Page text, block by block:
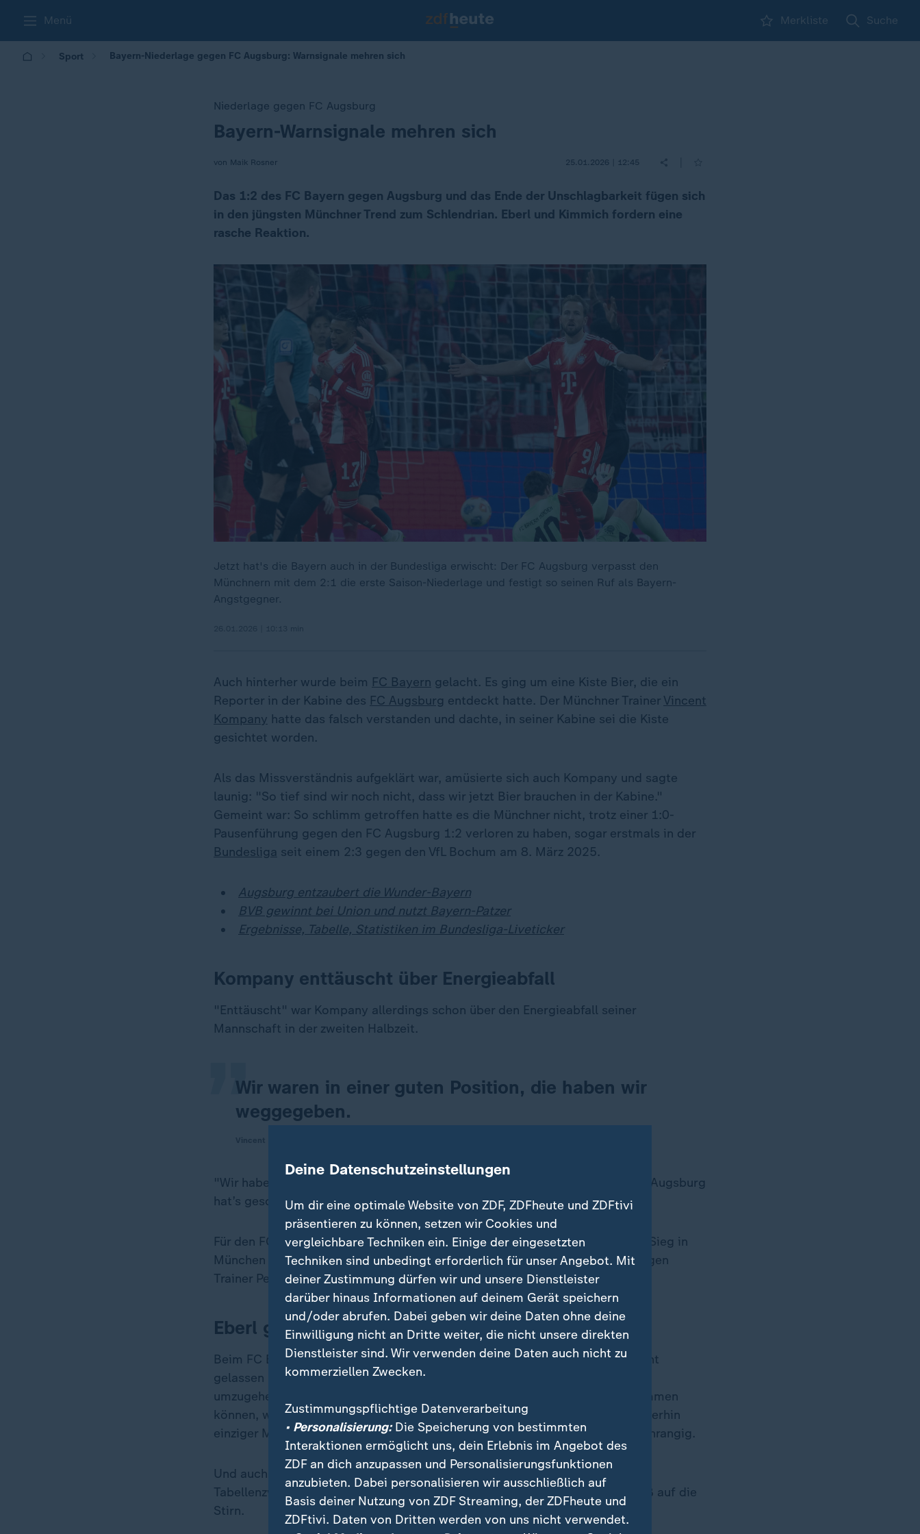
Menü Merkliste Suche
Sport Bayern-Niederlage gegen FC Augsburg: Warnsignale mehren sich
Niederlage gegen FC Augsburg
:Bayern-Warnsignale mehren sich
von Maik Rosner 25.01.2026 | 12:45
Das 1:2 des FC Bayern gegen Augsburg und das Ende der Unschlagbarkeit fügen sich
in den jüngsten Münchner Trend zum Schlendrian. Eberl und Kimmich fordern eine
rasche Reaktion.
Jetzt hat's die Bayern auch in der Bundesliga erwischt: Der FC Augsburg verpasst den
Münchnern mit dem 2:1 die erste Saison-Niederlage und festigt so seinen Ruf als Bayern-
Angstgegner.
Auch hinterher wurde beim FC Bayern gelacht. Es ging um eine Kiste Bier, die ein
Reporter in der Kabine des FC Augsburg entdeckt hatte. Der Münchner Trainer Vincent
Kompany hatte das falsch verstanden und dachte, in seiner Kabine sei die Kiste
gesichtet worden.
Als das Missverständnis aufgeklärt war, amüsierte sich auch Kompany und sagte
launig: "So tief sind wir noch nicht, dass wir jetzt Bier brauchen in der Kabine."
Gemeint war: So schlimm getroffen hatte es die Münchner nicht, trotz einer 1:0-
Pausenführung gegen den FC Augsburg 1:2 verloren zu haben, sogar erstmals in der
Bundesliga seit einem 2:3 gegen den VfL Bochum am 8. März 2025.
Augsburg entzaubert die Wunder-Bayern
BVB gewinnt bei Union und nutzt Bayern-Patzer
Ergebnisse, Tabelle, Statistiken im Bundesliga-Liveticker
Kompany enttäuscht über Energieabfall
"Enttäuscht" war Kompany allerdings schon über den Energieabfall seiner
Mannschaft in der zweiten Halbzeit.
Wir waren in einer guten Position, die haben wir
weggegeben.
„
"Wir haben es nicht geschafft, unsere 100 Prozent auf den Platz zu bringen, Augsburg
hat’s geschafft", befand Sportvorstand Max Eberl.
Für den FC Augsburg war es in seinen 15 Bundesliga-Jahren erst der zweite Sieg in
München nach einem 1:0-Erfolg 2015, als der FC Bayern mit seinem damaligen
Trainer Pep Guardiola schon als Meister festgestanden hatte.
Eberl grüßt indirekt gen Dortmund
Beim FC Bayern haben sie sich am Samstagabend alle Mühe gegeben, betont
gelassen mit dem Ende ihrer langen Ungeschlagen-Serie in der Bundesliga
umzugehen. Dass sie nun nicht mehr ohne Niederlage durch eine Saison kommen
können, wie es Leverkusen bei seinem Meistercoup 2024 als erster und weiterhin
einziger Mannschaft gelungen war, betrachten die Münchner offiziell als nachrangig.
Und auch der Umstand, nur noch acht statt elf Punkte Vorsprung auf den
Tabellenzweiten Dortmund zu haben, treibt den Bayern keinen Angstschweiß auf die
Stirn.
Deine Datenschutzeinstellungen
Um dir eine optimale Website von ZDF, ZDFheute und ZDFtivi
präsentieren zu können, setzen wir Cookies und
vergleichbare Techniken ein. Einige der eingesetzten
Techniken sind unbedingt erforderlich für unser Angebot. Mit
deiner Zustimmung dürfen wir und unsere Dienstleister
darüber hinaus Informationen auf deinem Gerät speichern
und/oder abrufen. Dabei geben wir deine Daten ohne deine
Einwilligung nicht an Dritte weiter, die nicht unsere direkten
Dienstleister sind. Wir verwenden deine Daten auch nicht zu
kommerziellen Zwecken.
Zustimmungspflichtige Datenverarbeitung
• Personalisierung:Die Speicherung von bestimmten
Interaktionen ermöglicht uns, dein Erlebnis im Angebot des
ZDF an dich anzupassen und Personalisierungsfunktionen
anzubieten. Dabei personalisieren wir ausschließlich auf
Basis deiner Nutzung von ZDF Streaming, der ZDFheute und
ZDFtivi. Daten von Dritten werden von uns nicht verwendet.